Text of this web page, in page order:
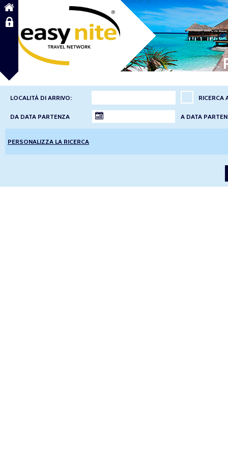
LOCALITÀ DI ARRIVO: RICERCA
DA DATA PARTENZA A DATA
PERSONALIZZA LA RICERCA